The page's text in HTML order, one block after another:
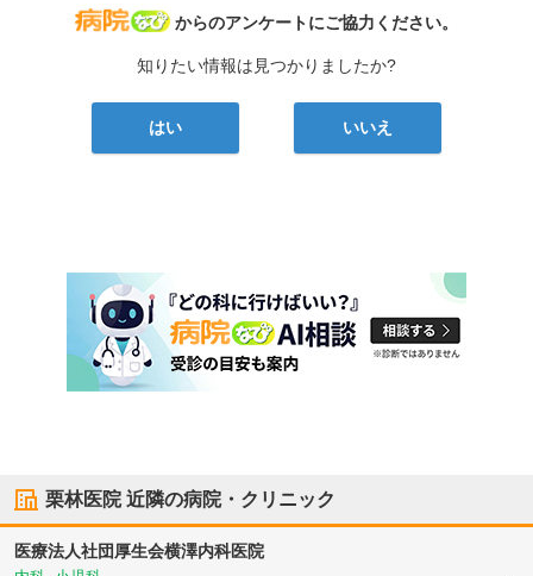
病院なび
からのアンケートにご協力ください。
知りたい情報は見つかりましたか?
はい いいえ
栗林医院近隣の病院・クリニック
医療法人社団厚生会横澤内科医院